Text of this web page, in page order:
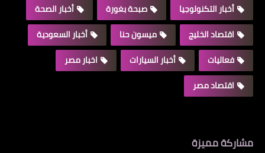
أخبار التكنولوجيا
صبحة بغورة
أخبار الصحة
اقتصاد الخليج
ميسون حنا
أخبار السعودية
فعاليات
أخبار السيارات
اخبار مصر
اقتصاد مصر
مشاركة مميزة